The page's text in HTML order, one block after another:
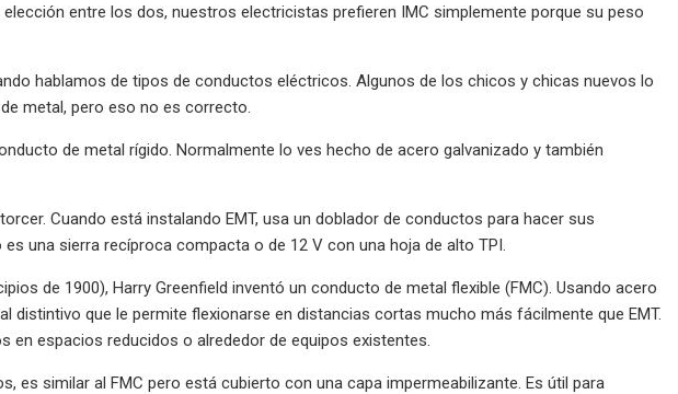
entre los dos, nuestros electricistas prefieren IMC simplemente porque su peso
hablamos de tipos de conductos eléctricos. Algunos de los chicos y chicas nuevos lo
metal, pero eso no es correcto.
de metal rígido. Normalmente lo ves hecho de acero galvanizado y también
Cuando está instalando EMT, usa un doblador de conductos para hacer sus
una sierra recíproca compacta o de 12 V con una hoja de alto TPI.
de 1900), Harry Greenfield inventó un conducto de metal flexible (FMC). Usando acero
distintivo que le permite flexionarse en distancias cortas mucho más fácilmente que EMT.
en espacios reducidos o alrededor de equipos existentes.
es similar al FMC pero está cubierto con una capa impermeabilizante. Es útil para